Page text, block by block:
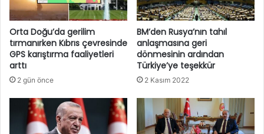
Orta Doğu’da gerilim
tırmanırken Kıbrıs çevresinde
GPS karıştırma faaliyetleri
arttı
2 gün önce
BM’den Rusya’nın tahıl
anlaşmasına geri
dönmesinin ardından
Türkiye’ye teşekkür
2 Kasım 2022